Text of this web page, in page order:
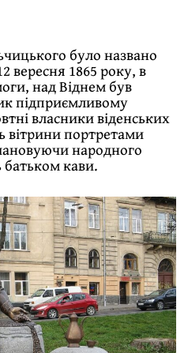
було названо
вересня 1865 року, в
над Віднем був
підприємливому
власники віденських
вітрини портретами
народного
кави.